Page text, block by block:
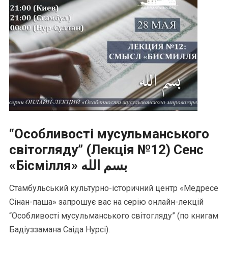
“Особливості мусульманського
світогляду” (Лекція №12) Сенс
«Бісмілля» بسم الله
Стамбульський культурно-історичний центр «Медресе
Сінан-паша» запрошує вас на серію онлайн-лекцій
“Особливості мусульманського світогляду” (по книгам
Бадіуззамана Саіда Нурсі).